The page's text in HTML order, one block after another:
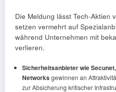
Die Meldung lässt Tech-Aktien
setzen vermehrt auf
während Unternehmen mit
verlieren.
Sicherheitsanbieter wie
Networks gewinnen an
zur Absicherung kritischer